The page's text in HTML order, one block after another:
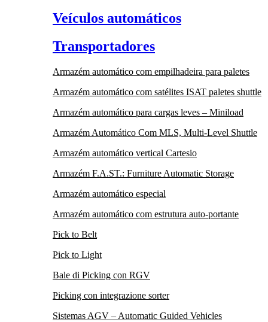
Veículos automáticos
Transportadores
Armazém automático com empilhadeira para paletes
Armazém automático com satélites ISAT paletes shuttle
Armazém automático para cargas leves – Miniload
Armazém Automático Com MLS, Multi-Level Shuttle
Armazém automático vertical Cartesio
Armazém F.A.ST.: Furniture Automatic Storage
Armazém automático especial
Armazém automático com estrutura auto-portante
Pick to Belt
Pick to Light
Bale di Picking con RGV
Picking con integrazione sorter
Sistemas AGV – Automatic Guided Vehicles